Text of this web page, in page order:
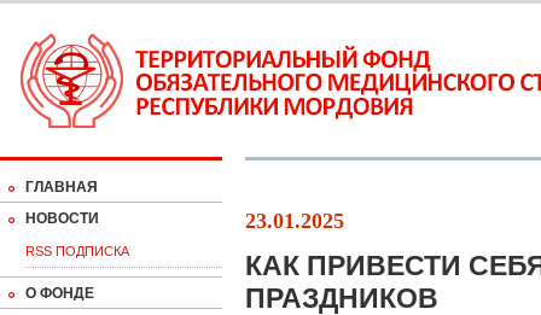
ГЛАВНАЯ
НОВОСТИ
RSS ПОДПИСКА
О ФОНДЕ
23.01.2025
КАК ПРИВЕСТИ
ПРАЗДНИКОВ